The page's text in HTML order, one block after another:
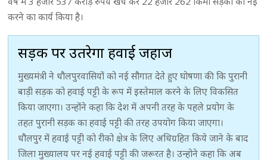
करने का कार्य किया है।
सड़क पर उतरेगा हवाई जहाज
मुख्यमंत्री ने धौलपुरवासियों को नई सौगात देते हुए घोषणा की कि पुरानी
बाड़ी सड़क को हवाई पट्टी के रूप में इस्तेमाल करने के लिए विकसित
किया जाएगा। उन्होंने कहा कि देश में अपनी तरह के पहले प्रयोग के
तहत पुरानी सड़क का हवाई पट्टी की तरह उपयोग किया जाएगा।
धौलपुर में हवाई पट्टी को रीको क्षेत्र के लिए अधिग्रहित किये जाने के बाद
जिला मुख्यालय पर नई हवाई पट्टी की जरूरत है। उन्होने कहा कि अब